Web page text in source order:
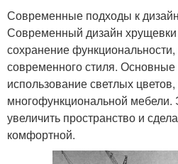
Современные подходы к
Современный дизайн хрущевки
сохранение
современного стиля.
использование светлых
многофункциональной мебели.
увеличить пространство и
комфортной.